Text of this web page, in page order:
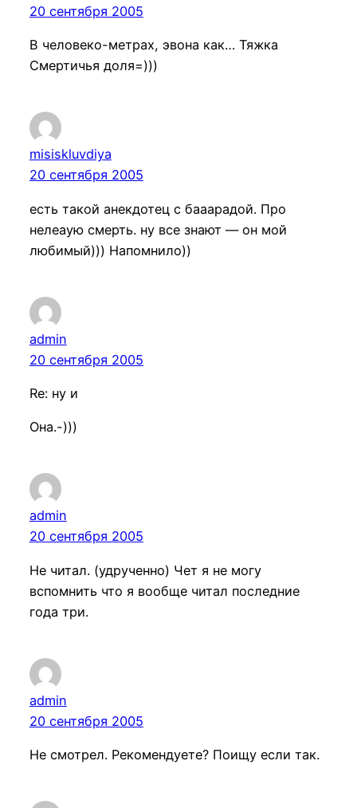
20 сентября 2005
В человеко-метрах, эвона как… Тяжка
Смертичья доля=)))
misiskluvdiya
20 сентября 2005
есть такой анекдотец с бааарадой. Про
нелеаую смерть. ну все знают — он мой
любимый))) Напомнило))
admin
20 сентября 2005
Re: ну и
Она.-)))
admin
20 сентября 2005
Не читал. (удрученно) Чет я не могу
вспомнить что я вообще читал последние
года три.
admin
20 сентября 2005
Не смотрел. Рекомендуете? Поищу если так.